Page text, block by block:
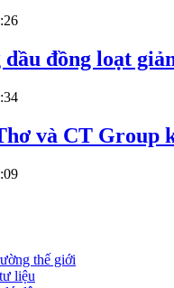
dầu đồng loạt
và CT Group
thế giới
liệu